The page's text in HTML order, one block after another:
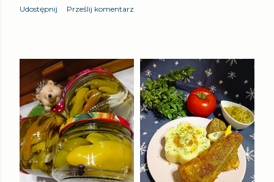
Udostępnij Prześlij komentarz